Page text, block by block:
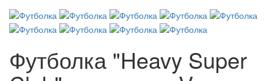
Футболка "Heavy Super